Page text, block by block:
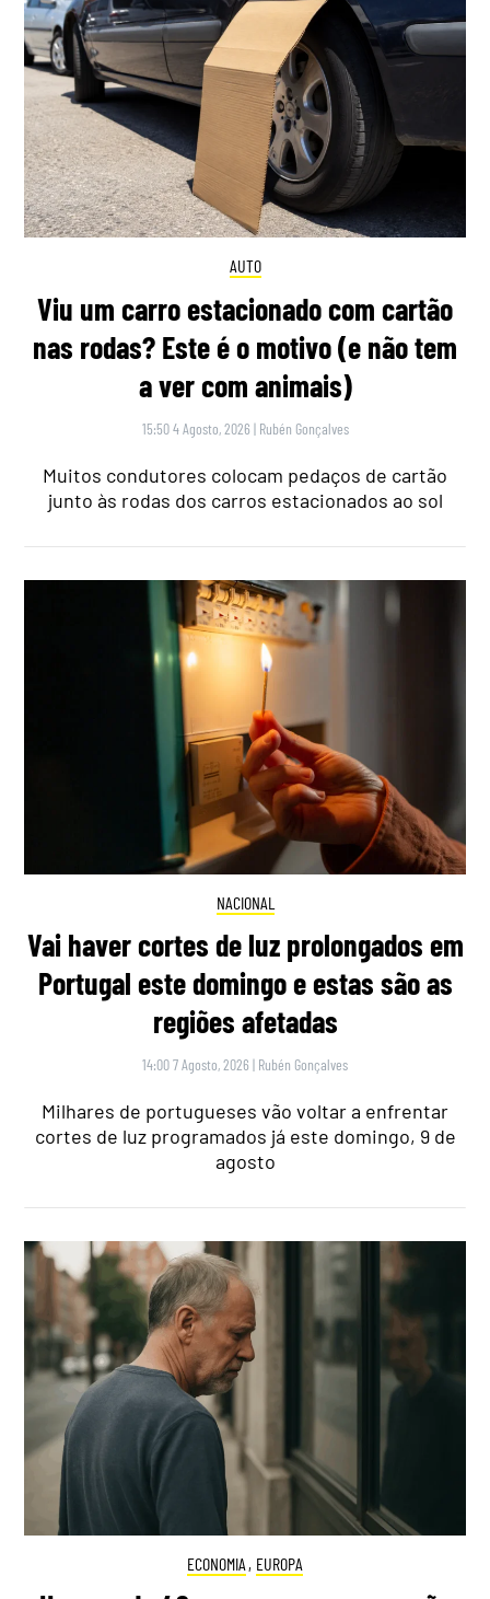
AUTO
Viu um carro estacionado com cartão
nas rodas? Este é o motivo (e não tem
a ver com animais)
15:50 4 Agosto, 2026 | Rubén Gonçalves
Muitos condutores colocam pedaços de cartão
junto às rodas dos carros estacionados ao sol
NACIONAL
Vai haver cortes de luz prolongados em
Portugal este domingo e estas são as
regiões afetadas
14:00 7 Agosto, 2026 | Rubén Gonçalves
Milhares de portugueses vão voltar a enfrentar
cortes de luz programados já este domingo, 9 de
agosto
ECONOMIA , EUROPA